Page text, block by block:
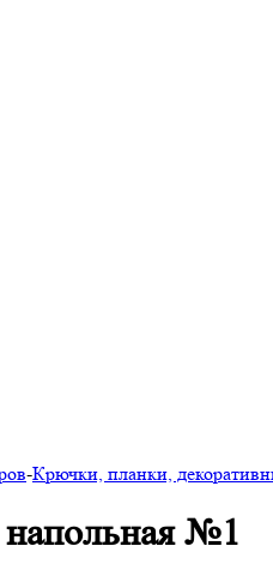
-Крючки, планки,
напольная №1